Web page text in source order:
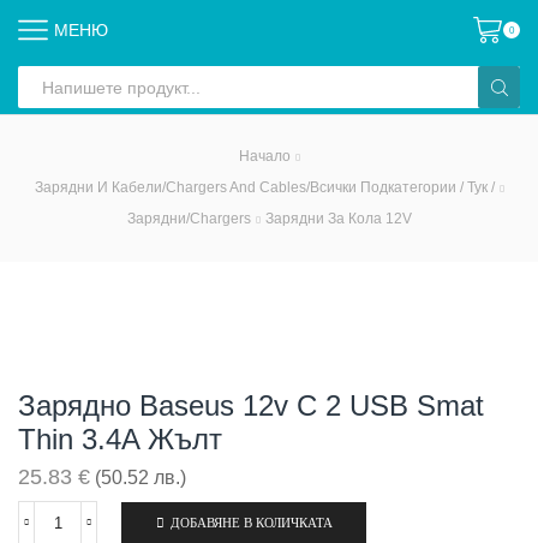
МЕНЮ 0
input
Начало
Зарядни И Кабели/Chargers And Cables/всички Подкатегории / Тук /
Зарядни/Chargers
Зарядни За Кола 12V
Зарядно Baseus 12v С 2 USB Smat
Thin 3.4A Жълт
25.83 € (50.52 лв.)
количество
ДОБАВЯНЕ В КОЛИЧКАТА